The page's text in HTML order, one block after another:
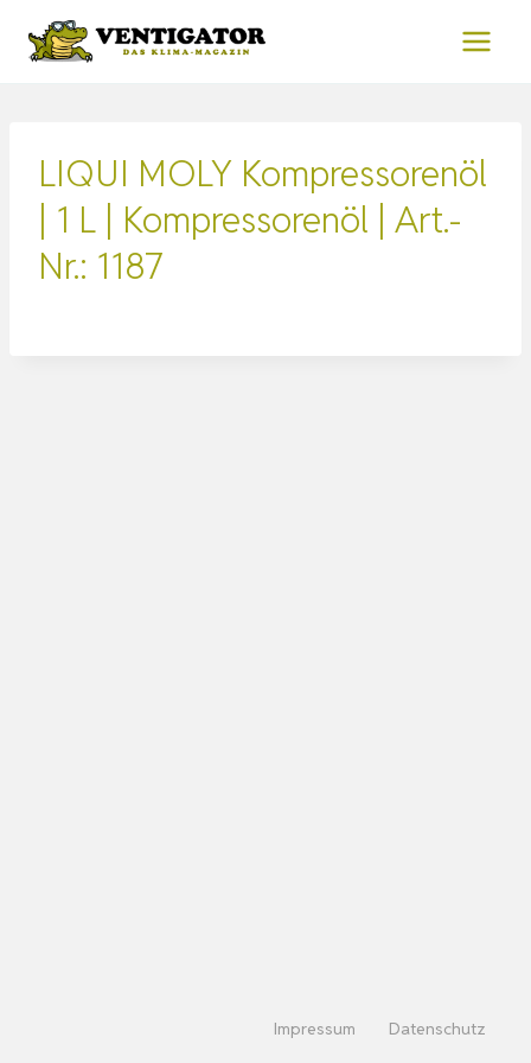
Inhalt
LIQUI MOLY Kompressorenöl
| 1 L | Kompressorenöl | Art.-
Nr.: 1187
Impressum Datenschutz